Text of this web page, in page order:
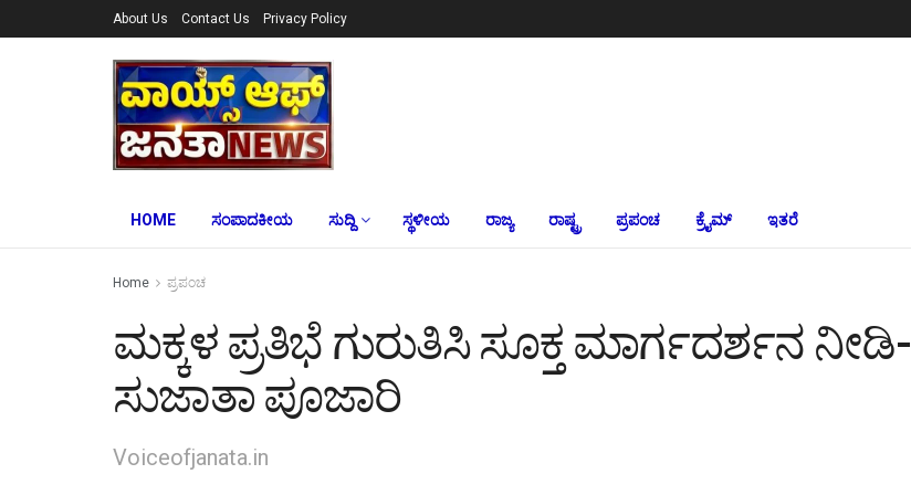
About Us Contact Us Privacy Policy
HOME ಸಂಪಾದಕೀಯ ಸುದ್ದಿ ಸ್ಥಳೀಯ ರಾಜ್ಯ ರಾಷ್ಟ್ರ ಪ್ರಪಂಚ ಕ್ರೈಮ್‌ ಇತರೆ
Home ಪ್ರಪಂಚ
ಮಕ್ಕಳ ಪ್ರತಿಭೆ ಗುರುತಿಸಿ ಸೂಕ್ತ ಮಾರ್ಗದರ್ಶನ ನೀಡಿ-
ಸುಜಾತಾ ಪೂಜಾರಿ
Voiceofjanata.in